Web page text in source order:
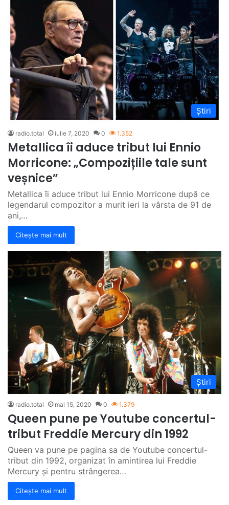
Știri
radio.total iulie 7, 2020 0 1.352
Metallica îi aduce tribut lui Ennio
Morricone: „Compozițiile tale sunt
veșnice”
Metallica îi aduce tribut lui Ennio Morricone după ce
legendarul compozitor a murit ieri la vârsta de 91 de
ani,…
Citește mai mult
Știri
radio.total mai 15, 2020 0 1.379
Queen pune pe Youtube concertul-
tribut Freddie Mercury din 1992
Queen va pune pe pagina sa de Youtube concertul-
tribut din 1992, organizat în amintirea lui Freddie
Mercury și pentru strângerea…
Citește mai mult